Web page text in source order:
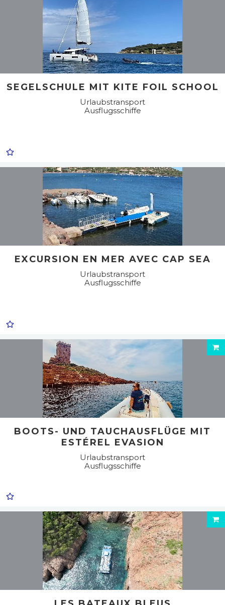
SEGELSCHULE MIT KITE FOIL SCHOOL
Urlaubstransport
Ausflugsschiffe
EXCURSION EN MER AVEC CAP SEA
Urlaubstransport
Ausflugsschiffe
BOOTS- UND TAUCHAUSFLÜGE MIT
ESTÉREL EVASION
Urlaubstransport
Ausflugsschiffe